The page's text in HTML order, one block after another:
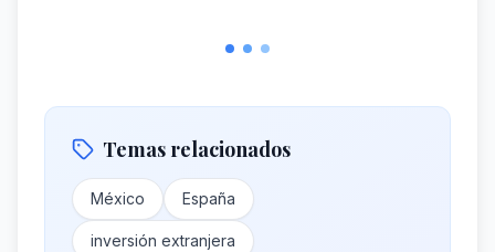
Temas relacionados
México España
inversión extranjera